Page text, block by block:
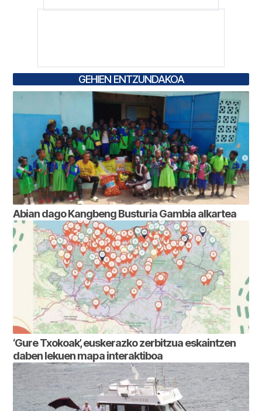
GEHIEN ENTZUNDAKOA
Abian dago Kangbeng Busturia Gambia alkartea
‘Gure Txokoak’, euskerazko zerbitzua eskaintzen
daben lekuen mapa interaktiboa